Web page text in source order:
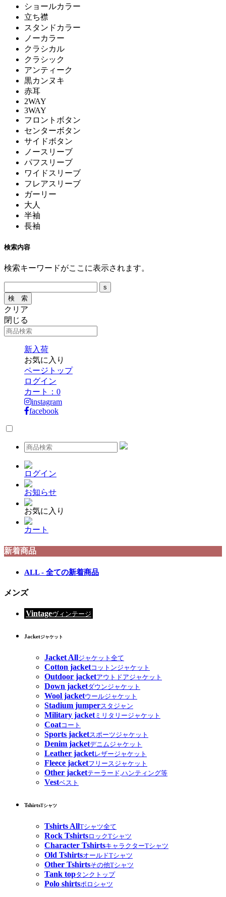
ショールカラー
立ち襟
スタンドカラー
ノーカラー
クラシカル
クラシック
アンティーク
黒カンヌキ
赤耳
2WAY
3WAY
フロントボタン
センターボタン
サイドボタン
ノースリーブ
パフスリーブ
ワイドスリーブ
フレアスリーブ
ガーリー
大人
半袖
長袖
検索内容
検索キーワードがここに表示されます。
クリア
閉じる
新入荷
お気に入り
ページトップ
ログイン
カート： 0
instagram
facebook
ログイン
お知らせ
お気に入り
カート
新着商品
ALL - 全ての新着商品
メンズ
Vintageヴィンテージ
Jacketジャケット
Jacket Allジャケット全て
Cotton jacketコットンジャケット
Outdoor jacketアウトドアジャケット
Down jacketダウンジャケット
Wool jacketウールジャケット
Stadium jumperスタジャン
Military jacketミリタリージャケット
Coatコート
Sports jacketスポーツジャケット
Denim jacketデニムジャケット
Leather jacketレザージャケット
Fleece jacketフリースジャケット
Other jacketテーラード,ハンティング等
Vestベスト
TshirtsTシャツ
Tshirts AllTシャツ全て
Rock TshirtsロックTシャツ
Character TshirtsキャラクターTシャツ
Old TshirtsオールドTシャツ
Other Tshirtsその他Tシャツ
Tank topタンクトップ
Polo shirtsポロシャツ